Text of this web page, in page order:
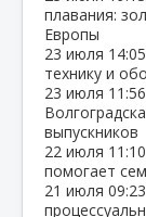
плавания:
Европы
23 июля 14:05
технику и
23 июля 11:56
выпускников
22 июля 11:10
помогает
21 июля 09:23